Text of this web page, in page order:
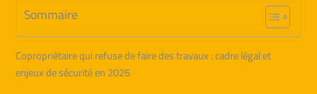
Sommaire
Copropriétaire qui refuse de faire des travaux : cadre légal et
enjeux de sécurité en 2026